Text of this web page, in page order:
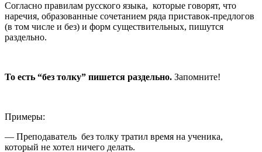
Согласно правилам русского языка, которые говорят, что
наречия, образованные сочетанием ряда приставок-предлогов
(в том числе и без) и форм существительных, пишутся
раздельно.
То есть “без толку” пишется раздельно. Запомните!
Примеры:
— Преподаватель без толку тратил время на ученика,
который не хотел ничего делать.